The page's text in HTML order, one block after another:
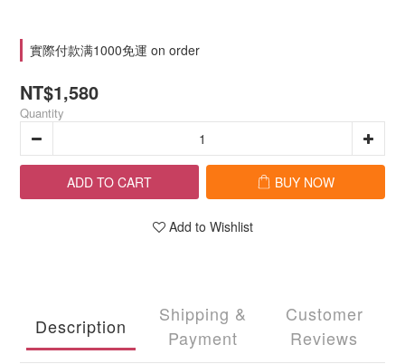
實際付款满1000免運 on order
NT$1,580
Quantity
ADD TO CART BUY NOW
Add to Wishlist
Description
Shipping &
Payment
Customer
Reviews